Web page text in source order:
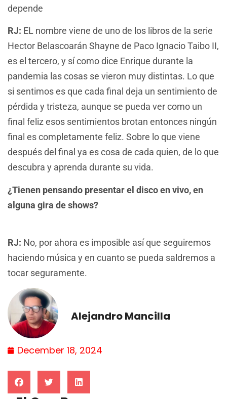
depende
RJ: EL nombre viene de uno de los libros de la serie
Hector Belascoarán Shayne de Paco Ignacio Taibo II,
es el tercero, y sí como dice Enrique durante la
pandemia las cosas se vieron muy distintas. Lo que
si sentimos es que cada final deja un sentimiento de
pérdida y tristeza, aunque se pueda ver como un
final feliz esos sentimientos brotan entonces ningún
final es completamente feliz. Sobre lo que viene
después del final ya es cosa de cada quien, de lo que
descubra y aprenda durante su vida.
¿Tienen pensando presentar el disco en vivo, en
alguna gira de shows?
RJ: No, por ahora es imposible así que seguiremos
haciendo música y en cuanto se pueda saldremos a
tocar seguramente.
Alejandro Mancilla
December 18, 2024